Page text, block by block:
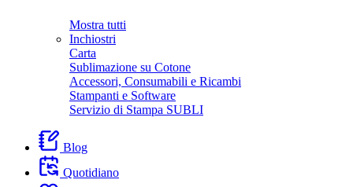
Mostra tutti
Inchiostri
Carta
Sublimazione su Cotone
Accessori, Consumabili e Ricambi
Stampanti e Software
Servizio di Stampa SUBLI
Blog
Quotidiano